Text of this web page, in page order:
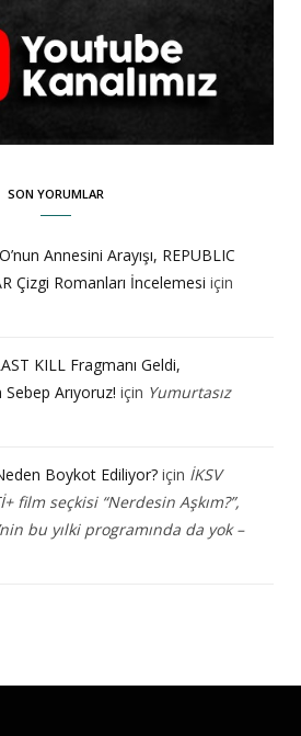
SON YORUMLAR
Annesini Arayışı, REPUBLIC
Çizgi Romanları İncelemesi için
KILL Fragmanı Geldi,
Arıyoruz! için Yumurtasız
Boykot Ediliyor? için İKSV
film seçkisi “Nerdesin Aşkım?”,
bu yılki programında da yok –